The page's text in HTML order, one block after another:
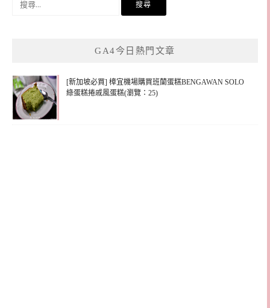
GA4今日熱門文章
[新加坡必買] 樟宜機場購買班蘭蛋糕BENGAWAN SOLO
綠蛋糕捲戚風蛋糕(瀏覽：25)